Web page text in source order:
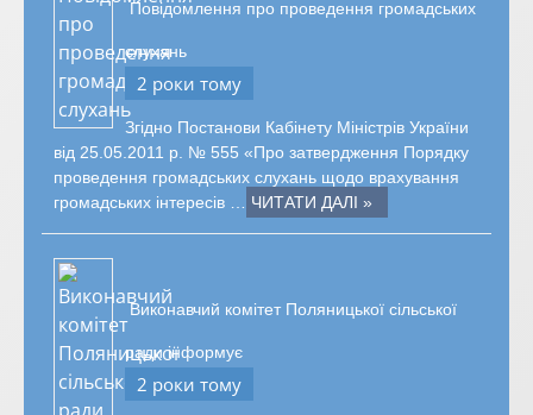
Повідомлення про проведення громадських
слухань
2 роки тому
Згідно Постанови Кабінету Міністрів України
від 25.05.2011 р. № 555 «Про затвердження Порядку
проведення громадських слухань щодо врахування
громадських інтересів …
ЧИТАТИ ДАЛІ »
Виконавчий комітет Поляницької сільської
ради інформує
2 роки тому